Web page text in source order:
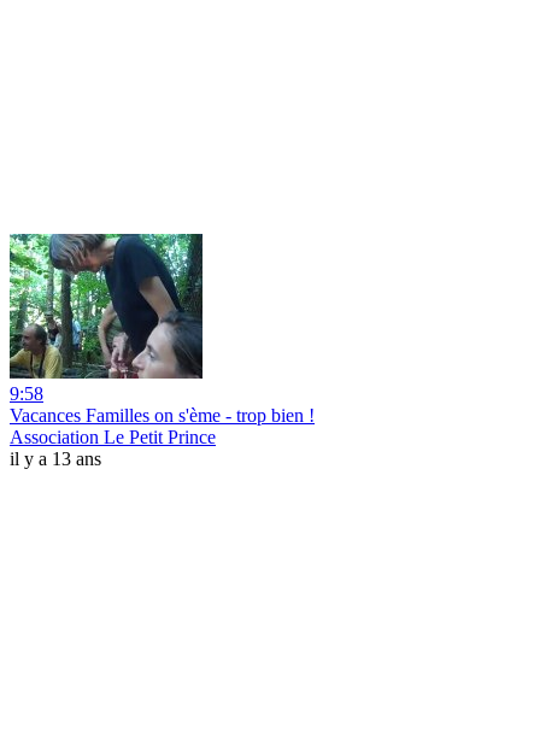
9:58
Vacances Familles on s'ème - trop bien !
Association Le Petit Prince
il y a 13 ans